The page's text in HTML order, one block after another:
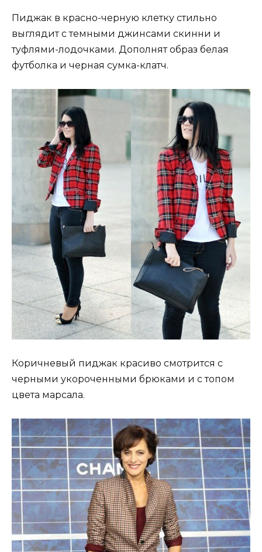
Пиджак в красно-черную клетку стильно
выглядит с темными джинсами скинни и
туфлями-лодочками. Дополнят образ белая
футболка и черная сумка-клатч.
Коричневый пиджак красиво смотрится с
черными укороченными брюками и с топом
цвета марсала.